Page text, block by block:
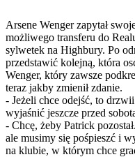
Arsene Wenger zapytał
możliwego transferu do
sylwetek na Highbury. Po
przedstawić kolejną, która
Wenger, który zawsze
teraz jakby zmienił zdanie.
- Jeżeli chce odejść, to
wyjaśnić jeszcze przed
- Chcę, żeby Patrick
ale musimy się pośpieszć i
na klubie, w którym chce